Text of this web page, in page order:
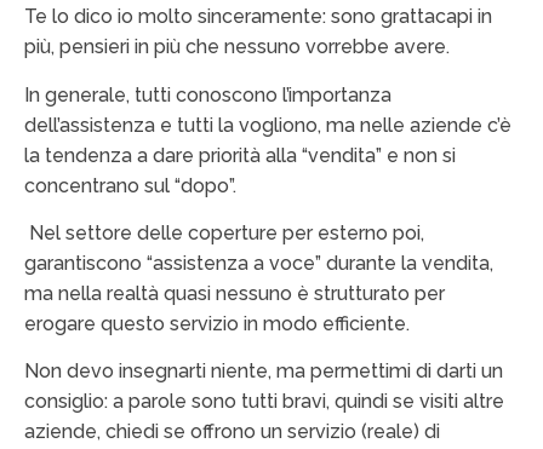
Te lo dico io molto sinceramente: sono grattacapi in
più, pensieri in più che nessuno vorrebbe avere.
In generale, tutti conoscono l’importanza
dell’assistenza e tutti la vogliono, ma nelle aziende c’è
la tendenza a dare priorità alla “vendita” e non si
concentrano sul “dopo”.
Nel settore delle coperture per esterno poi,
garantiscono “assistenza a voce” durante la vendita,
ma nella realtà quasi nessuno è strutturato per
erogare questo servizio in modo efficiente.
Non devo insegnarti niente, ma permettimi di darti un
consiglio: a parole sono tutti bravi, quindi se visiti altre
aziende, chiedi se offrono un servizio (reale) di